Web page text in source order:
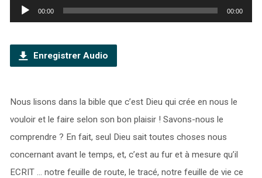
Lecteur
audio
00:00 00:00
Enregistrer Audio
Nous lisons dans la bible que c’est Dieu qui crée en nous le
vouloir et le faire selon son bon plaisir ! Savons-nous le
comprendre ? En fait, seul Dieu sait toutes choses nous
concernant avant le temps, et, c’est au fur et à mesure qu’il
ECRIT … notre feuille de route, le tracé, notre feuille de vie ce